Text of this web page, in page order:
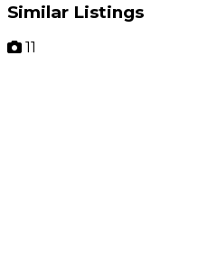
Similar Listings
11